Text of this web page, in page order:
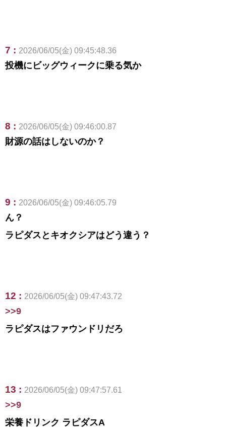
7 : 2026/06/05(金) 09:45:48.36
投機にビッグウィークに乗る気か
8 : 2026/06/05(金) 09:46:00.87
財源の話はしないのか？
9 : 2026/06/05(金) 09:46:05.79
ん？
ラピダスとキオクシアはどう違う？
12 : 2026/06/05(金) 09:47:43.72
>>9
ラピダスはファウンドリだろ
13 : 2026/06/05(金) 09:47:57.61
>>9
栄養ドリンク ラピダスA